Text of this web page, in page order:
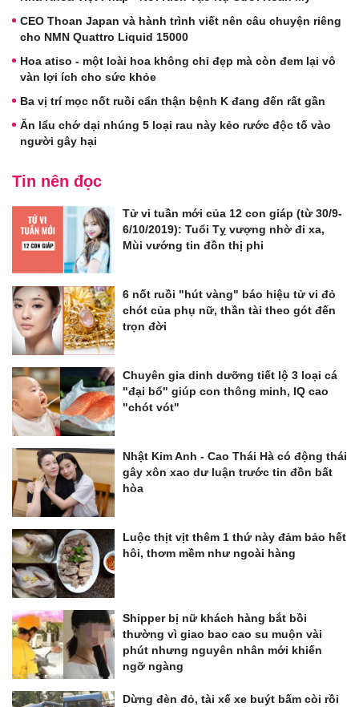
CEO Thoan Japan và hành trình viết nên câu chuyện riêng
cho NMN Quattro Liquid 15000
Hoa atiso - một loài hoa không chỉ đẹp mà còn đem lại vô
vàn lợi ích cho sức khỏe
Ba vị trí mọc nốt ruồi cẩn thận bệnh K đang đến rất gần
Ăn lẩu chớ dại nhúng 5 loại rau này kẻo rước độc tố vào
người gây hại
Tin nên đọc
Tử vi tuần mới của 12 con giáp (từ 30/9-
6/10/2019): Tuổi Tỵ vượng nhờ đi xa,
Mùi vướng tin đồn thị phi
6 nốt ruồi "hút vàng" báo hiệu tử vi đỏ
chót của phụ nữ, thần tài theo gót đến
trọn đời
Chuyên gia dinh dưỡng tiết lộ 3 loại cá
"đại bổ" giúp con thông minh, IQ cao
"chót vót"
Nhật Kim Anh - Cao Thái Hà có động thái
gây xôn xao dư luận trước tin đồn bất
hòa
Luộc thịt vịt thêm 1 thứ này đảm bảo hết
hôi, thơm mềm như ngoài hàng
Shipper bị nữ khách hàng bắt bồi
thường vì giao bao cao su muộn vài
phút nhưng nguyên nhân mới khiến
ngỡ ngàng
Dừng đèn đỏ, tài xế xe buýt bấm còi rồi